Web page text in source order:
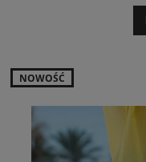
NOWOŚĆ